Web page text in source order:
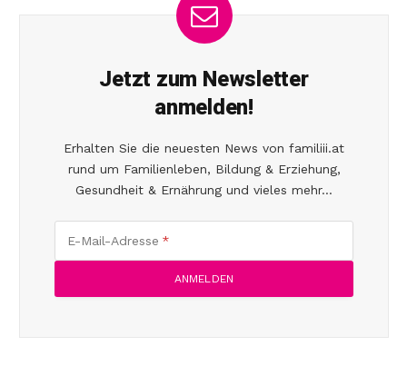
Jetzt zum Newsletter
anmelden!
Erhalten Sie die neuesten News von familiii.at
rund um Familienleben, Bildung & Erziehung,
Gesundheit & Ernährung und vieles mehr...
E-Mail-Adresse